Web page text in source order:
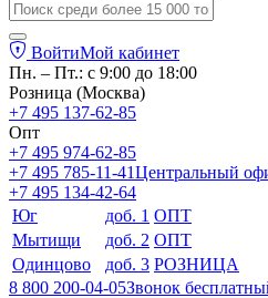
ВойтиМой кабинет
Пн. – Пт.: с 9:00 до 18:00
Розница (Москва)
+7 495 137-62-85
Опт
+7 495 974-62-85
+7 495 785-11-41Центральный
+7 495 134-42-64
Юг
доб. 1 ОПТ
Мытищи
доб. 2 ОПТ
Одинцово
доб. 3 РОЗНИЦА
8 800 200-04-05Звонок